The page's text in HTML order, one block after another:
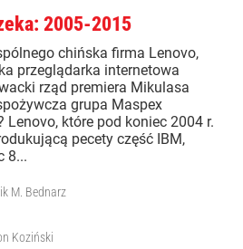
2005-2015
chińska firma Lenovo,
przeglądarka internetowa
rząd premiera Mikulasa
grupa Maspex
Lenovo, które pod koniec 2004 r.
pecety część IBM,
8...
M. Bednarz
Koziński